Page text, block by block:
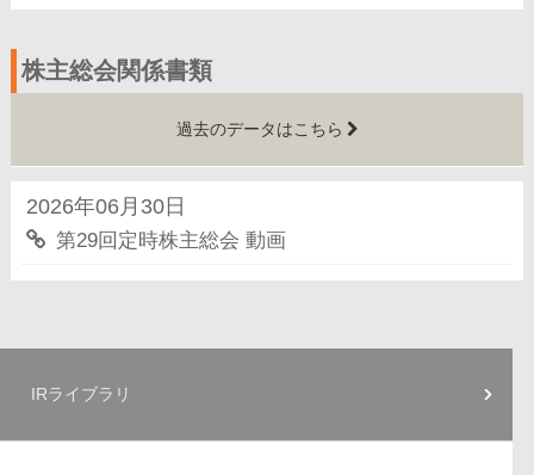
株主総会関係書類
過去のデータはこちら
2026年06月30日
第29回定時株主総会 動画
IRライブラリ